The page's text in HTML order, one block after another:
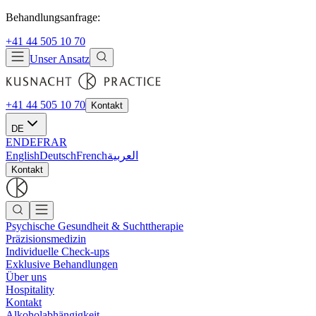
Behandlungsanfrage:
+41 44 505 10 70
Unser Ansatz
+41 44 505 10 70 Kontakt
DE
ENDEFRAR
EnglishDeutschFrenchالعربية
Kontakt
Psychische Gesundheit & Suchttherapie
Präzisionsmedizin
Individuelle Check-ups
Exklusive Behandlungen
Über uns
Hospitality
Kontakt